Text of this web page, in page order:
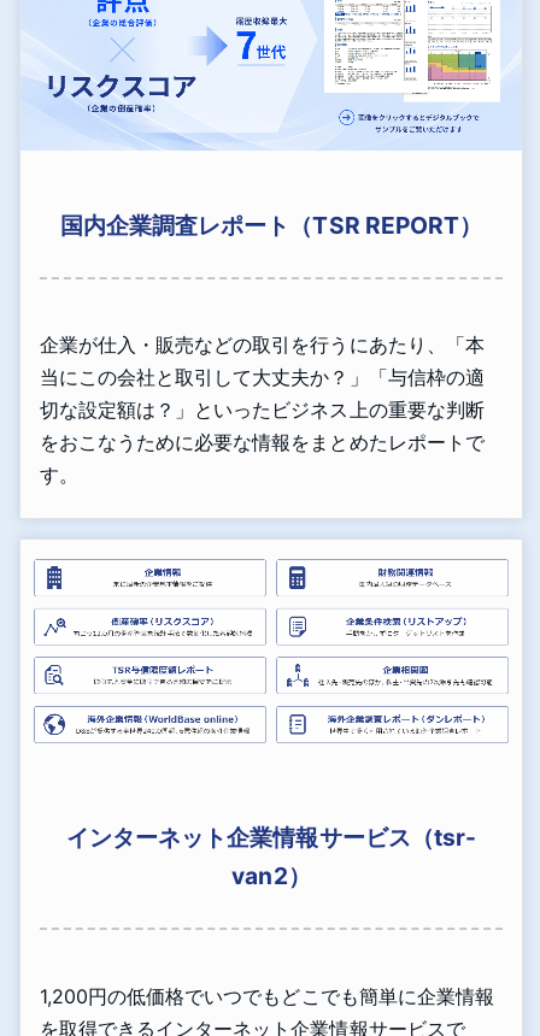
国内企業調査レポート（TSR REPORT）
企業が仕入・販売などの取引を行うにあたり、「本
当にこの会社と取引して大丈夫か？」「与信枠の適
切な設定額は？」といったビジネス上の重要な判断
をおこなうために必要な情報をまとめたレポートで
す。
インターネット企業情報サービス（tsr-
van2）
1,200円の低価格でいつでもどこでも簡単に企業情報
を取得できるインターネット企業情報サービスで